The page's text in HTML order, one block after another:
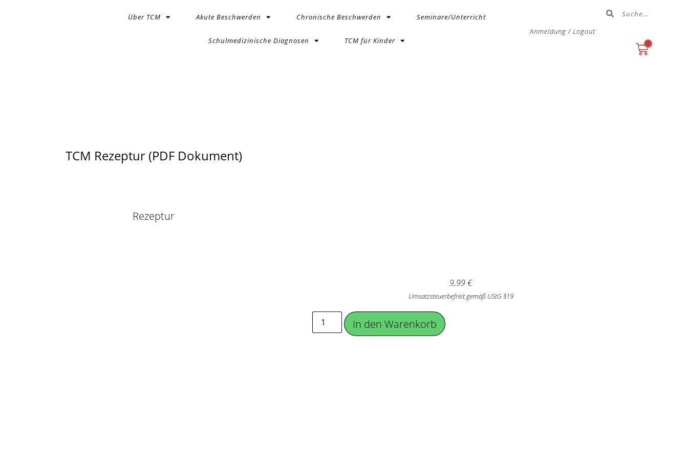
Über TCM Akute Beschwerden Chronische Beschwerden Seminare/Unterricht
Schulmedizinische Diagnosen TCM für Kinder
Anmeldung / Logout
0
TCM Rezeptur (PDF Dokument)
Rezeptur
9,99€
Umsatzsteuerbefreit gemäß UStG §19
In den Warenkorb